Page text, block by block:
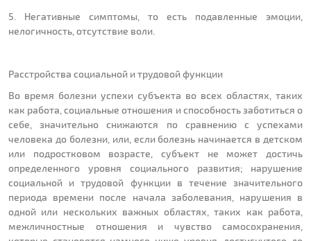
5. Негативные симптомы, то есть подавленные эмоции,
нелогичность, отсутствие воли.
Расстройства социальной и трудовой функции
Во время болезни успехи субъекта во всех областях, таких
как работа, социальные отношения и способность заботиться о
себе, значительно снижаются по сравнению с успехами
человека до болезни, или, если болезнь начинается в детском
или подростковом возрасте, субъект не может достичь
определенного уровня социального развития; нарушение
социальной и трудовой функции в течение значительного
периода времени после начала заболевания, нарушения в
одной или нескольких важных областях, таких как работа,
межличностные отношения и чувство самосохранения,